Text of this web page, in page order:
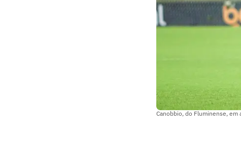
Canobbio, do Fluminense,